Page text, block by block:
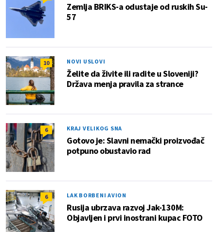
Zemlja BRIKS-a odustaje od ruskih Su-
57
10 NOVI USLOVI
Želite da živite ili radite u Sloveniji?
Država menja pravila za strance
6 KRAJ VELIKOG SNA
Gotovo je: Slavni nemački proizvođač
potpuno obustavio rad
6 LAK BORBENI AVION
Rusija ubrzava razvoj Jak-130M:
Objavljen i prvi inostrani kupac FOTO